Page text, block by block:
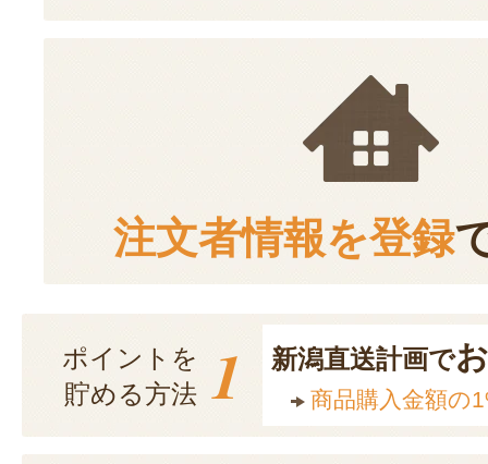
注文者情報を登録
ポイントを
貯める方法 1 新潟直送計画で
商品購入金額の